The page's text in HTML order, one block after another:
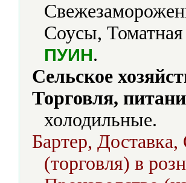
Соусы,
ПУИН.
Сельское
Торговля,
холодильные.
Бартер,
(торговля) в